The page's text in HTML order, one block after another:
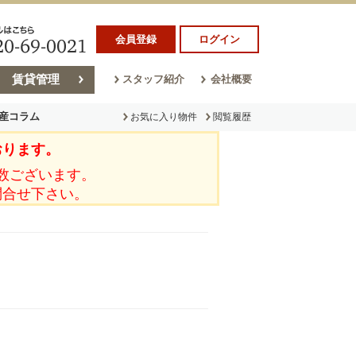
会員登録 ログイン
賃貸管理 スタッフ紹介 会社概要
コラム
ム
お気に入り物件 閲覧履歴
ます。
ざいます。
せ下さい。